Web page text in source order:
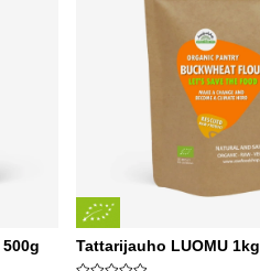
Tattarijauho LUOMU 1kg